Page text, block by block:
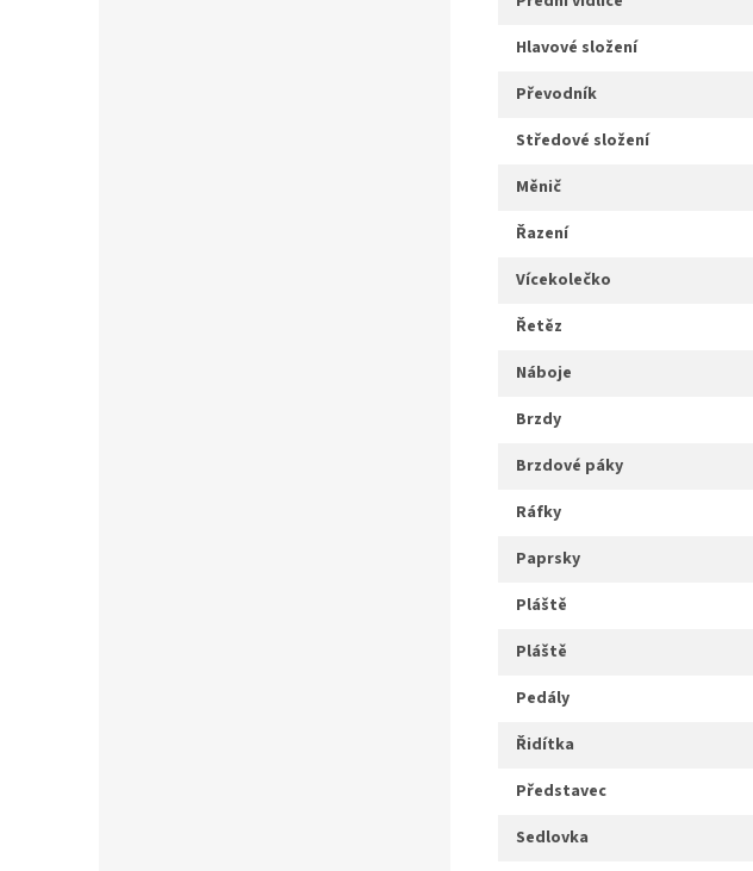
hlavové složení
převodník
středové složení
měnič
řazení
vícekolečko
řetěz
náboje
brzdy
brzdové páky
ráfky
paprsky
pláště
pláště
pedály
řidítka
představec
sedlovka